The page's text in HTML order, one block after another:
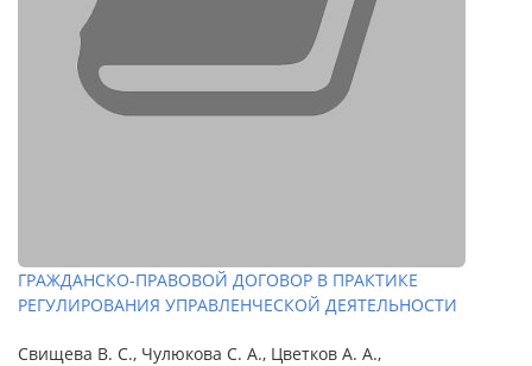
ГРАЖДАНСКО-ПРАВОВОЙ ДОГОВОР В ПРАКТИКЕ
РЕГУЛИРОВАНИЯ УПРАВЛЕНЧЕСКОЙ ДЕЯТЕЛЬНОСТИ
Свищева В. С., Чулюкова С. А., Цветков А. А.,